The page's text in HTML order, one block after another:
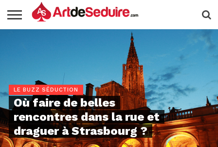
LE BUZZ SÉDUCTION
Où faire de belles
rencontres dans la rue et
draguer à Strasbourg ?